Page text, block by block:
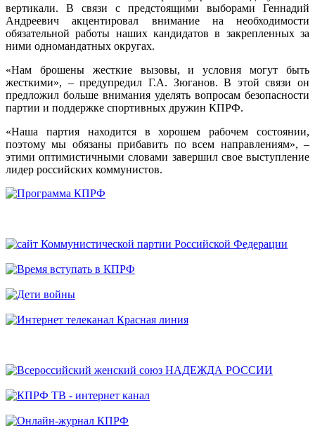
вертикали. В связи с предстоящими выборами Геннадий
Андреевич акцентировал внимание на необходимости
обязательной работы наших кандидатов в закрепленных за
ними одномандатных округах.
«Нам брошены жесткие вызовы, и условия могут быть
жесткими», – предупредил Г.А. Зюганов. В этой связи он
предложил больше внимания уделять вопросам безопасности
партии и поддержке спортивных дружин КПРФ.
«Наша партия находится в хорошем рабочем состоянии,
поэтому мы обязаны прибавить по всем направлениям», –
этими оптимистичными словами завершил свое выступление
лидер российских коммунистов.